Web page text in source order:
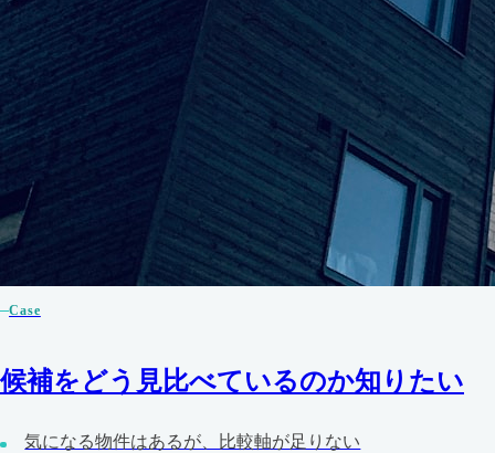
Case
候補をどう見比べているのか知りたい
気になる物件はあるが、比較軸が足りない